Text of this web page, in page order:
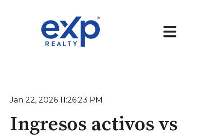
Abrir
Jan 22, 2026 11:26:23 PM
Ingresos activos vs